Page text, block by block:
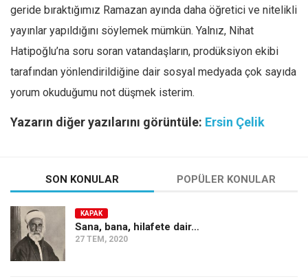
geride bıraktığımız Ramazan ayında daha öğretici ve nitelikli
yayınlar yapıldığını söylemek mümkün. Yalnız, Nihat
Hatipoğlu’na soru soran vatandaşların, prodüksiyon ekibi
tarafından yönlendirildiğine dair sosyal medyada çok sayıda
yorum okuduğumu not düşmek isterim.
Yazarın diğer yazılarını görüntüle: Ersin Çelik
SON KONULAR POPÜLER KONULAR
KAPAK
Sana, bana, hilafete dair…
27 TEM, 2020